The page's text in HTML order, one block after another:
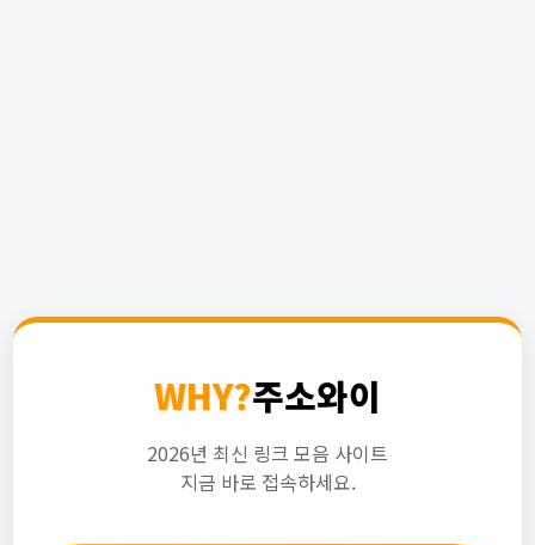
WHY?주소와이
2026년 최신 링크 모음 사이트
지금 바로 접속하세요.